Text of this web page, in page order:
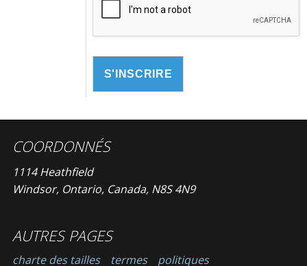
COORDONNÉS
1114 Heathfield
Windsor, Ontario, Canada, N8S 4N9
AUTRES PAGES
charte des tailles termes politiques